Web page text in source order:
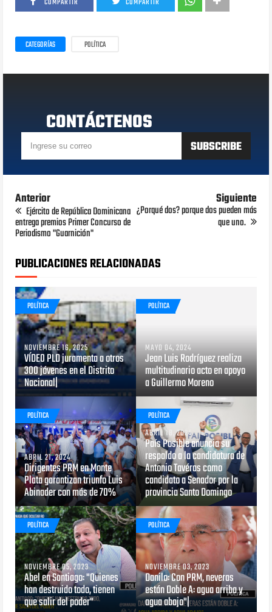
CATEGORÍAS POLÍTICA
CONTÁCTENOS
Anterior
Ejército de República Dominicana
entrega premios Primer Concurso de
Periodismo "Guarnición"
Siguiente
¿Porqué dos? porque dos pueden más
que uno.
PUBLICACIONES RELACIONADAS
POLÍTICA
NOVIEMBRE 16, 2025
VÍDEO PLD juramenta a otros
300 jóvenes en el Distrito
Nacional|
POLÍTICA
MAYO 04, 2024
Jean Luis Rodríguez realiza
multitudinario acto en apoyo
a Guillermo Moreno
POLÍTICA
ABRIL 21, 2024
Dirigentes PRM en Monte
Plata garantizan triunfo Luis
Abinader con más de 70%
POLÍTICA
ABRIL 18, 2024
País Posible anuncia su
respaldo a la candidatura de
Antonio Tavéras como
candidato a Senador por la
provincia Santo Domingo
POLÍTICA
NOVIEMBRE 05, 2023
Abel en Santiago: "Quienes
han destruido todo, tienen
que salir del poder"
POLÍTICA
NOVIEMBRE 03, 2023
Danilo: Con PRM, neveras
están Doble A: agua arriba y
agua abajo"|